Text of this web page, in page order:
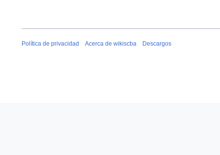
Política de privacidad Acerca de wikiscba Descargos